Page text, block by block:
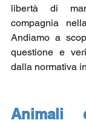
libertà di
compagnia
Andiamo a
questione e
dalla normativa
Animali